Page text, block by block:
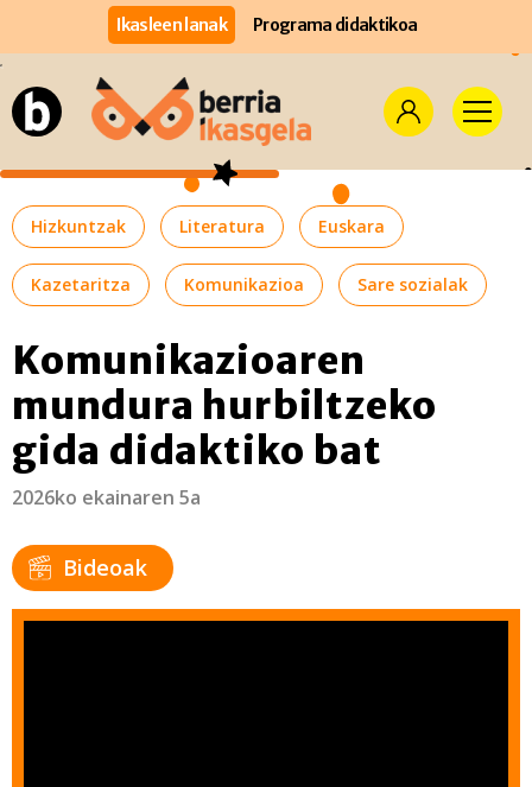
Ikasleen lanak Programa didaktikoa
Hizkuntzak Literatura Euskara
Kazetaritza Komunikazioa Sare sozialak
Komunikazioaren
mundura hurbiltzeko
gida didaktiko bat
2026ko ekainaren 5a
Bideoak